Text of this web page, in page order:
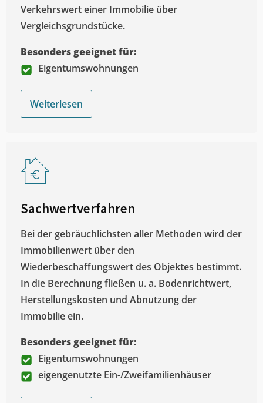
Verkehrswert einer Immobilie über
Vergleichsgrundstücke.
Besonders geeignet für:
Eigentumswohnungen
Weiterlesen
Sachwertverfahren
Bei der gebräuchlichsten aller Methoden wird der
Immobilienwert über den
Wiederbeschaffungswert des Objektes bestimmt.
In die Berechnung fließen u. a. Bodenrichtwert,
Herstellungskosten und Abnutzung der
Immobilie ein.
Besonders geeignet für:
Eigentumswohnungen
eigengenutzte Ein-/Zweifamilienhäuser